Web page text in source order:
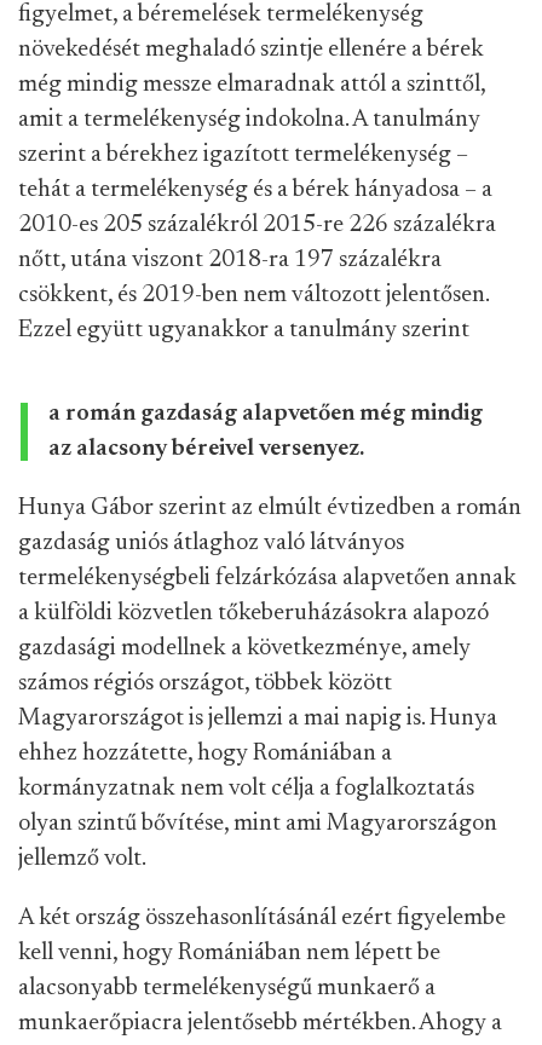
figyelmet, a béremelések termelékenység
növekedését meghaladó szintje ellenére a bérek
még mindig messze elmaradnak attól a szinttől,
amit a termelékenység indokolna. A tanulmány
szerint a bérekhez igazított termelékenység –
tehát a termelékenység és a bérek hányadosa – a
2010-es 205 százalékról 2015-re 226 százalékra
nőtt, utána viszont 2018-ra 197 százalékra
csökkent, és 2019-ben nem változott jelentősen.
Ezzel együtt ugyanakkor a tanulmány szerint
a román gazdaság alapvetően még mindig
az alacsony béreivel versenyez.
Hunya Gábor szerint az elmúlt évtizedben a román
gazdaság uniós átlaghoz való látványos
termelékenységbeli felzárkózása alapvetően annak
a külföldi közvetlen tőkeberuházásokra alapozó
gazdasági modellnek a következménye, amely
számos régiós országot, többek között
Magyarországot is jellemzi a mai napig is. Hunya
ehhez hozzátette, hogy Romániában a
kormányzatnak nem volt célja a foglalkoztatás
olyan szintű bővítése, mint ami Magyarországon
jellemző volt.
A két ország összehasonlításánál ezért figyelembe
kell venni, hogy Romániában nem lépett be
alacsonyabb termelékenységű munkaerő a
munkaerőpiacra jelentősebb mértékben. Ahogy a